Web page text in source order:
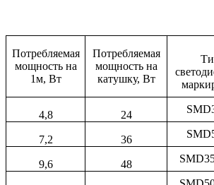
Потребляемая
мощность на
1м, Вт
Потребляемая
мощность на
катушку, Вт
4,8 24
7,2 36
9,6 48